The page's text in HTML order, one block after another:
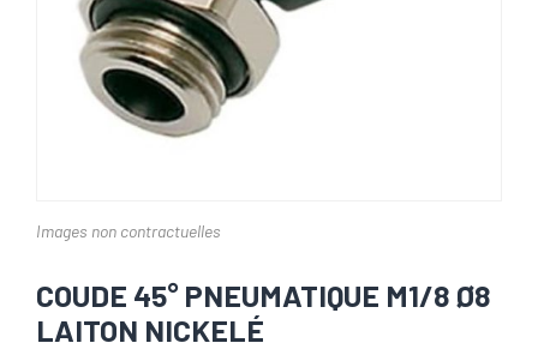
Images non contractuelles
COUDE 45° PNEUMATIQUE M1/8 Ø8
LAITON NICKELÉ